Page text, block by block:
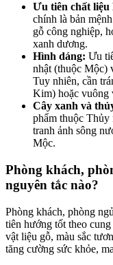
Ưu tiên chất liệu
chính là bản
gỗ công nghiệp,
xanh dương.
Hình dáng: Ưu
nhật (thuộc Mộc)
Tuy nhiên, cần
Kim) hoặc vuông
Cây xanh và
phẩm thuộc Thủy
tranh ảnh sông
Mộc.
Phòng khách,
nguyên tắc nào?
Phòng khách, phòng
tiên hướng tốt theo
vật liệu gỗ, màu sắc
tăng cường sức khỏe,